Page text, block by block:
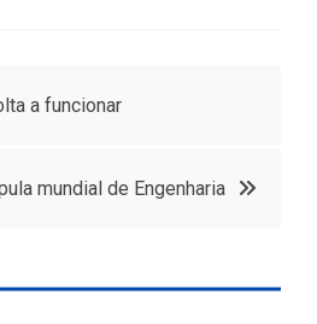
a funcionar
mundial de Engenharia